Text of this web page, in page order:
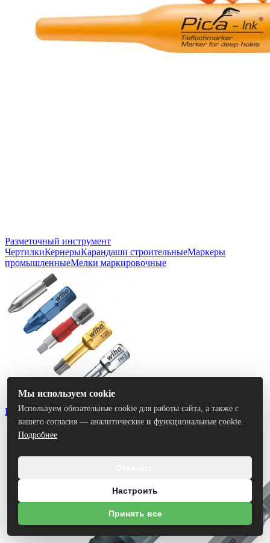
Разметочный инструмент
ЧертилкиКернерыКарандаши строительныеМаркеры
промышленныеМелки маркировочные
Биты
Мы используем cookie
Используем обязательные cookie для работы сайта, а также с
вашего согласия — аналитические и функциональные cookie.
Подробнее
Настроить
Принять все